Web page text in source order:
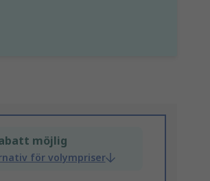
möjlig
för volympriser